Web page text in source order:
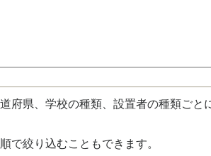
府県、学校の種類、設置者の種類ごと
で絞り込むこともできます。